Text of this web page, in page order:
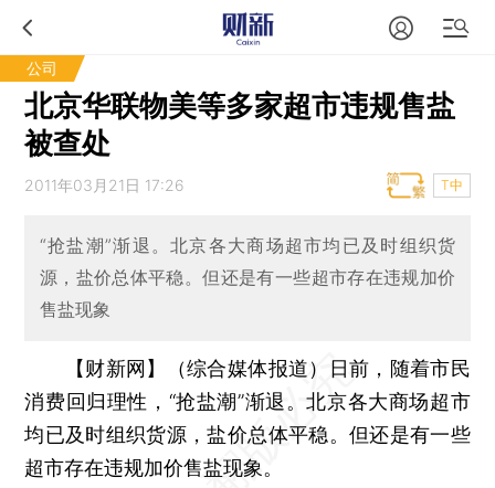
公司
北京华联物美等多家超市违规售盐
被查处
2011年03月21日 17:26 T中
“抢盐潮”渐退。北京各大商场超市均已及时组织货
源，盐价总体平稳。但还是有一些超市存在违规加价
售盐现象
【财新网】（综合媒体报道）
日前，随着市民
消费回归理性，“抢盐潮”渐退。北京各大商场超市
均已及时组织货源，盐价总体平稳。但还是有一些
超市存在违规加价售盐现象。